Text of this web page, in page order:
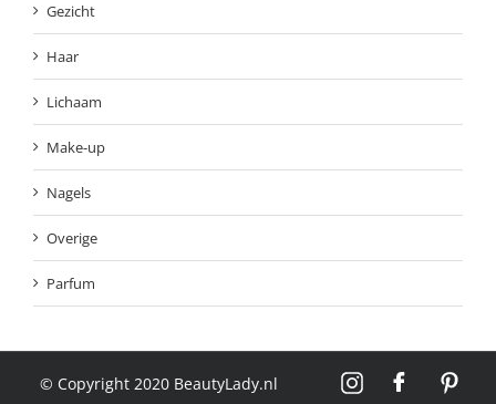
Gezicht
Haar
Lichaam
Make-up
Nagels
Overige
Parfum
© Copyright 2020 BeautyLady.nl